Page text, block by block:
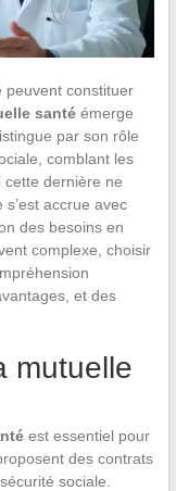
peuvent constituer
santéémerge
par son rôle
comblant les
dernière ne
accrue avec
des besoins en
complexe, choisir
et des
mutuelle
est essentiel pour
des contrats
sociale.